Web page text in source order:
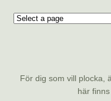
För dig som vill plocka,
här